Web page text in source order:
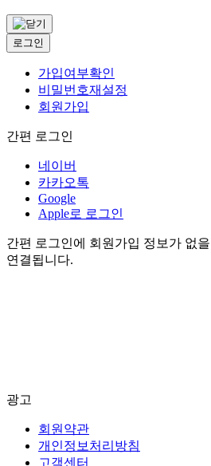
로그인
가입여부확인
비밀번호재설정
회원가입
간편 로그인
네이버
카카오톡
Google
Apple로 로그인
간편 로그인에 회원가입 정보가 없
연결됩니다.
광고
회원약관
개인정보처리방침
고객센터